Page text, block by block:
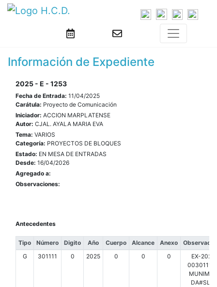
Información de Expediente
2025 - E - 1253
Fecha de Entrada: 11/04/2025
Carátula: Proyecto de Comunicación
Iniciador: ACCION MARPLATENSE
Autor: CJAL. AYALA MARIA EVA
Tema: VARIOS
Categoría: PROYECTOS DE BLOQUES
Estado: EN MESA DE ENTRADAS
Desde: 16/04/2026
Agregado a:
Observaciones:
Antecedentes
Tipo Número Digito Año Cuerpo Alcance Anexo
G
301111 0 2025 0 0 0
EX-